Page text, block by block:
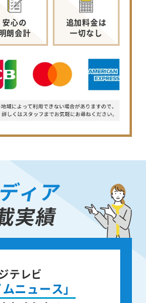
安心の
明朗会計
追加料金は
一切なし
ィア
実績
籍出版
な人が
後の遺品整理